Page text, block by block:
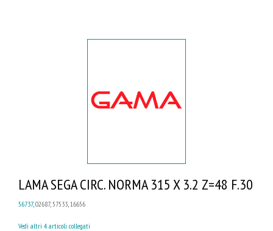
LAMA SEGA CIRC. NORMA 315 X 3.2 Z=48 F.30
56737, 02687, 57533, 16656
Vedi altri 4 articoli collegati